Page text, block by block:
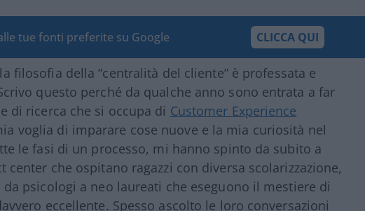
tue fonti preferite su Google CLICCA QUI
filosofia della “centralità del cliente” è professata e
questo perché da qualche anno sono entrata a far
di ricerca che si occupa di Customer Experience
voglia di imparare cose nuove e la mia curiosità nel
le fasi di un processo, mi hanno spinto da subito a
che ospitano ragazzi con diversa scolarizzazione,
psicologi a neo laureati che eseguono il mestiere di
eccellente. Spesso ascolto le loro conversazioni